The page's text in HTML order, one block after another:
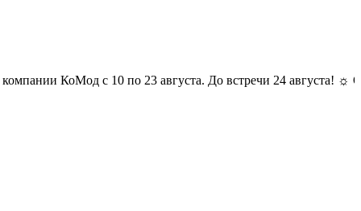
КоМод с 10 по 23 августа. До встречи 24 августа! ☼